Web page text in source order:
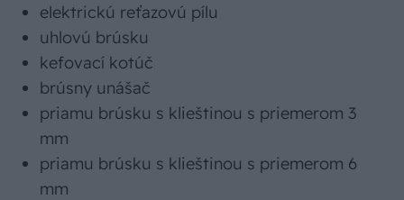
elektrickú reťazovú pílu
uhlovú brúsku
kefovací kotúč
brúsny unášač
priamu brúsku s klieštinou s priemerom 3
mm
priamu brúsku s klieštinou s priemerom 6
mm